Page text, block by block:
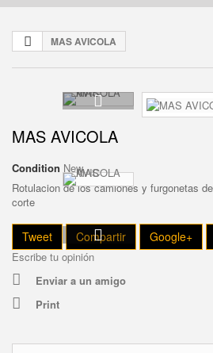
MAS AVICOLA
MAS AVICOLA
Condition New
Rotulacion de los camiones y furgonetas
corte
Tweet Compartir Google+
Escribe tu opinión
Enviar a un amigo
Print